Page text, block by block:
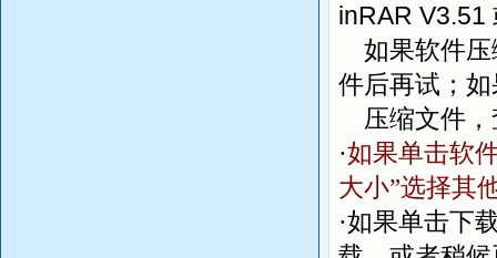
列各元
4、修
a.按
任意添
b.按
纵向插
c.大小
将字典
inRAR V3.51
如果软件压
件后再试；
压缩文件，
·如果单击软
大小”选择其
·如果单击下